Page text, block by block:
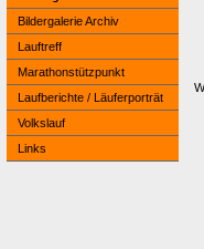
Bildergalerie Archiv
Lauftreff
Marathonstützpunkt
Laufberichte / Läuferporträt
Volkslauf
Links